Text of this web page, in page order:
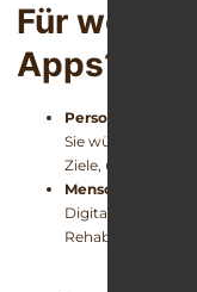
Für wen
Apps?
Personen, die
Sie wünschen
Ziele, um ihren
Menschen in
Digitale
Rehabilitation